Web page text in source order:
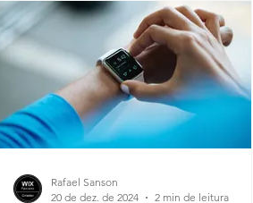
Rafael Sanson
20 de dez. de 2024
2 min de leitura